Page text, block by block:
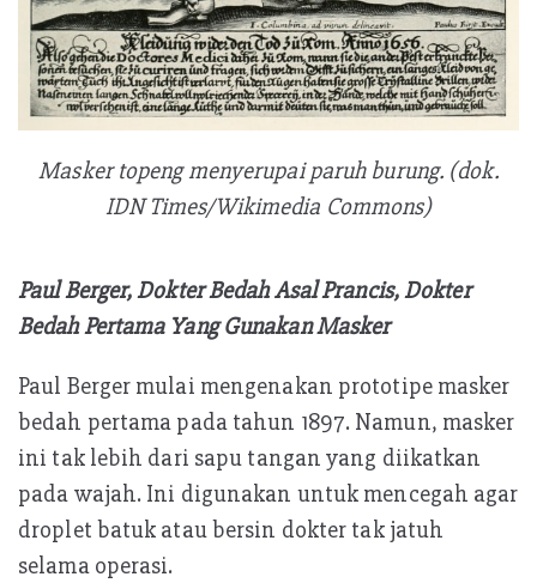
Masker topeng menyerupai paruh burung. (dok.
IDN Times/Wikimedia Commons)
Paul Berger, Dokter Bedah Asal Prancis, Dokter
Bedah Pertama Yang Gunakan Masker
Paul Berger mulai mengenakan prototipe masker
bedah pertama pada tahun 1897. Namun, masker
ini tak lebih dari sapu tangan yang diikatkan
pada wajah. Ini digunakan untuk mencegah agar
droplet batuk atau bersin dokter tak jatuh
selama operasi.